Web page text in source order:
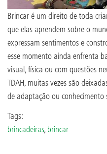
Brincar é um direito de toda
que elas aprendem sobre o
expressam sentimentos e
esse momento ainda enfrenta
visual, física ou com questões
TDAH, muitas vezes são
de adaptação ou conhecimento
Tags:
brincadeiras, brincar